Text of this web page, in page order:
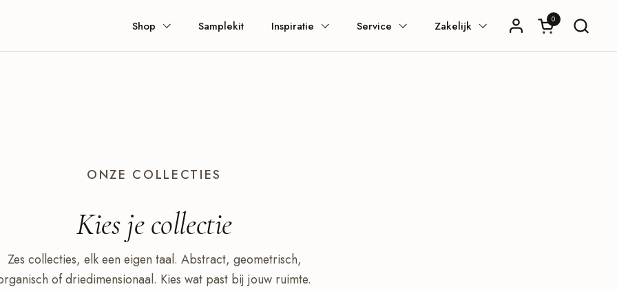
Winkelwagentje
0
Shop Samplekit Inspiratie Service Zakelijk
ONZE COLLECTIES
Kies jecollectie
Zes collecties, elk een eigen taal. Abstract, geometrisch,
of driedimensionaal. Kies wat past bij jouw ruimte.